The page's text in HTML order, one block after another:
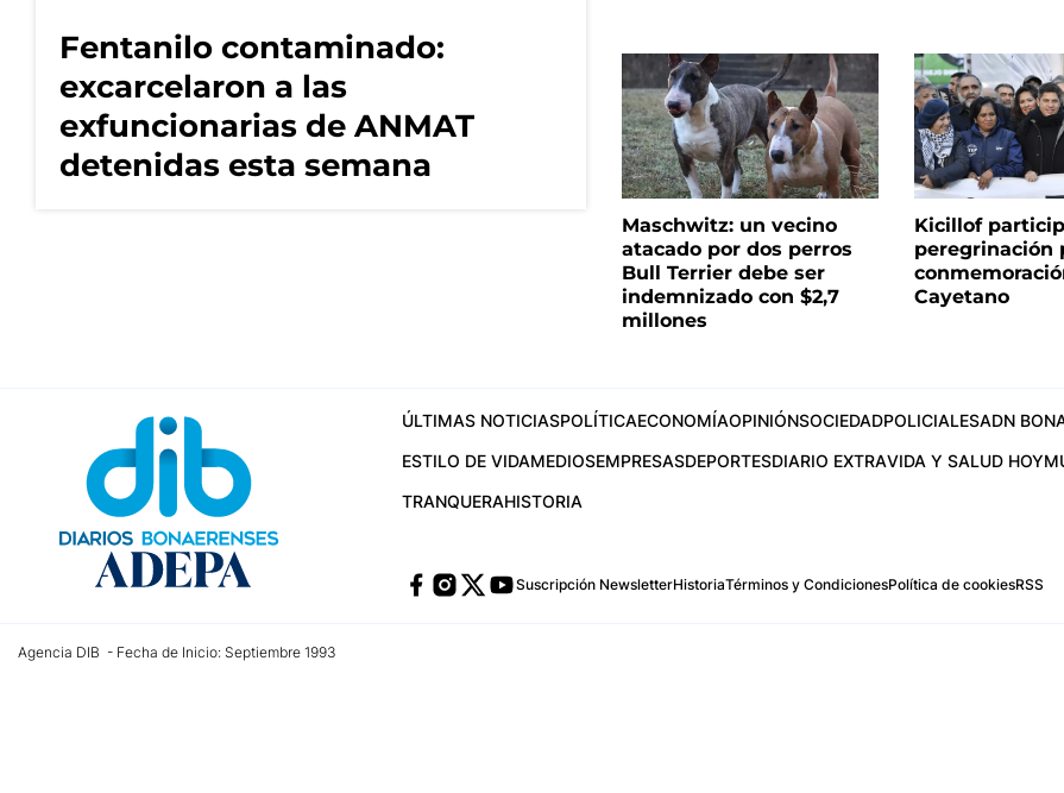
Fentanilo contaminado:
excarcelaron a las
exfuncionarias de ANMAT
detenidas esta semana
Maschwitz: un vecino
atacado por dos perros
Bull Terrier debe ser
indemnizado con $2,7
millones
Kicillof
peregrinación
Cayetano
ÚLTIMAS NOTICIASPOLÍTICAECONOMÍAOPINIÓNSOCIEDADPOLICIALESADN
ESTILO DE VIDAMEDIOSEMPRESASDEPORTESDIARIO EXTRAVIDA Y SALUD HOY
TRANQUERAHISTORIA
Suscripción NewsletterHistoriaTérminos y CondicionesPolítica de cookiesRSS
Agencia DIB - Fecha de Inicio: Septiembre 1993